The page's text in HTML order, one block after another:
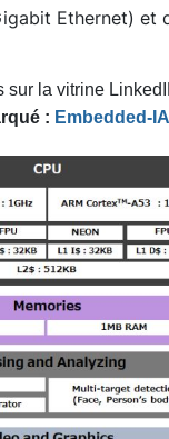
Ethernet) et
la vitrine
: Embedded-IA